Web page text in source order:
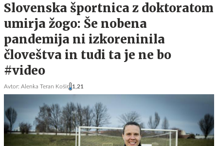
Slovenska športnica z doktoratom
umirja žogo: Še nobena
pandemija ni izkoreninila
človeštva in tudi ta je ne bo
#video
Avtor: Alenka Teran Košir 1,21